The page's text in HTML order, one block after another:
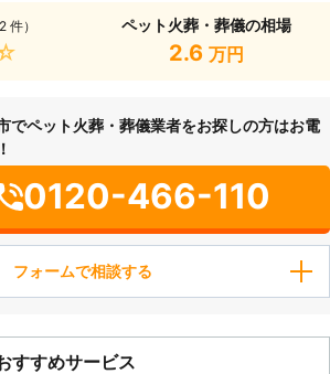
件） ペット火葬・葬儀の相場
2.6 万円
でペット火葬・葬儀業者をお探しの方はお電
0120-466-110
フォームで相談する
すすめサービス